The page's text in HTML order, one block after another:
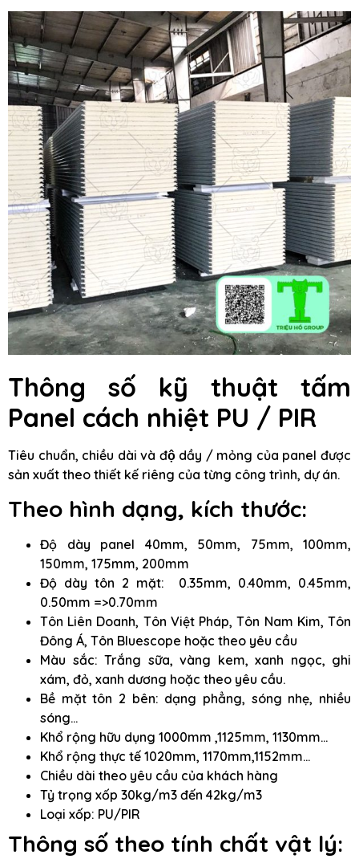
Thông số kỹ thuật tấm
Panel cách nhiệt PU / PIR
Tiêu chuẩn, chiều dài và độ dầy / mỏng của panel được
sản xuất theo thiết kế riêng của từng công trình, dự án.
Theo hình dạng, kích thước:
Độ dày panel 40mm, 50mm, 75mm, 100mm,
150mm, 175mm, 200mm
Độ dày tôn 2 mặt: 0.35mm, 0.40mm, 0.45mm,
0.50mm =>0.70mm
Tôn Liên Doanh, Tôn Việt Pháp, Tôn Nam Kim, Tôn
Đông Á, Tôn Bluescope hoặc theo yêu cầu
Màu sắc: Trắng sữa, vàng kem, xanh ngọc, ghi
xám, đỏ, xanh dương hoặc theo yêu cầu.
Bề mặt tôn 2 bên: dạng phẳng, sóng nhẹ, nhiều
sóng…
Khổ rộng hữu dụng 1000mm ,1125mm, 1130mm…
Khổ rộng thực tế 1020mm, 1170mm,1152mm…
Chiều dài theo yêu cầu của khách hàng
Tỷ trọng xốp 30kg/m3 đến 42kg/m3
Loại xốp: PU/PIR
Thông số theo tính chất vật lý: